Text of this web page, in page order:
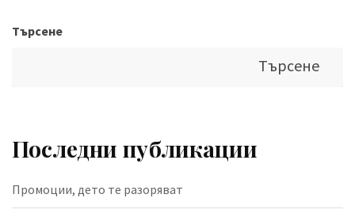
Търсене
Търсене
Последни публикации
Промоции, дето те разоряват